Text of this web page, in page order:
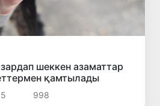
шеккен азаматтар
қамтылады
998